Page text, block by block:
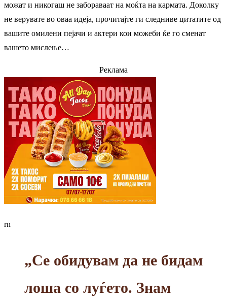
можат и никогаш не забораваат на моќта на кармата. Доколку
не верувате во оваа идеја, прочитајте ги следниве цитатите од
вашите омилени пејачи и актери кои можеби ќе го сменат
вашето мислење…
Реклама
rn
„Се обидувам да не бидам
лоша со луѓето. Знам